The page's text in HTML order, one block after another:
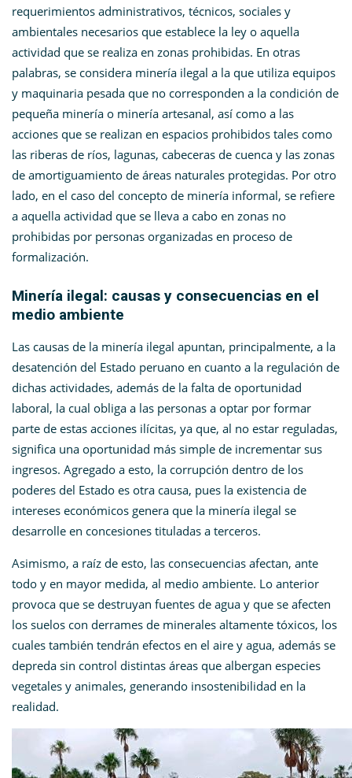
requerimientos administrativos, técnicos, sociales y
ambientales necesarios que establece la ley o aquella
actividad que se realiza en zonas prohibidas. En otras
palabras, se considera minería ilegal a la que utiliza equipos
y maquinaria pesada que no corresponden a la condición de
pequeña minería o minería artesanal, así como a las
acciones que se realizan en espacios prohibidos tales como
las riberas de ríos, lagunas, cabeceras de cuenca y las zonas
de amortiguamiento de áreas naturales protegidas. Por otro
lado, en el caso del concepto de minería informal, se refiere
a aquella actividad que se lleva a cabo en zonas no
prohibidas por personas organizadas en proceso de
formalización.
Minería ilegal: causas y consecuencias en el
medio ambiente
Las causas de la minería ilegal apuntan, principalmente, a la
desatención del Estado peruano en cuanto a la regulación de
dichas actividades, además de la falta de oportunidad
laboral, la cual obliga a las personas a optar por formar
parte de estas acciones ilícitas, ya que, al no estar reguladas,
significa una oportunidad más simple de incrementar sus
ingresos. Agregado a esto, la corrupción dentro de los
poderes del Estado es otra causa, pues la existencia de
intereses económicos genera que la minería ilegal se
desarrolle en concesiones tituladas a terceros.
Asimismo, a raíz de esto, las consecuencias afectan, ante
todo y en mayor medida, al medio ambiente. Lo anterior
provoca que se destruyan fuentes de agua y que se afecten
los suelos con derrames de minerales altamente tóxicos, los
cuales también tendrán efectos en el aire y agua, además se
depreda sin control distintas áreas que albergan especies
vegetales y animales, generando insostenibilidad en la
realidad.